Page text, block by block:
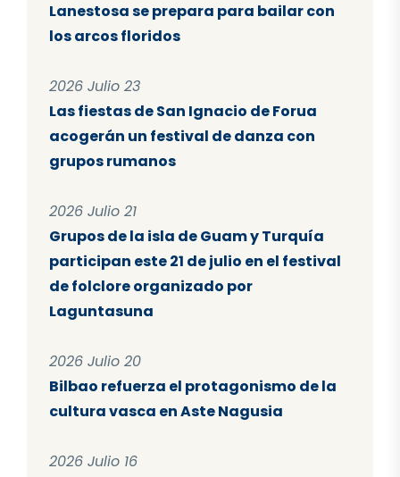
Lanestosa se prepara para bailar con
los arcos floridos
2026 Julio 23
Las fiestas de San Ignacio de Forua
acogerán un festival de danza con
grupos rumanos
2026 Julio 21
Grupos de la isla de Guam y Turquía
participan este 21 de julio en el festival
de folclore organizado por
Laguntasuna
2026 Julio 20
Bilbao refuerza el protagonismo de la
cultura vasca en Aste Nagusia
2026 Julio 16